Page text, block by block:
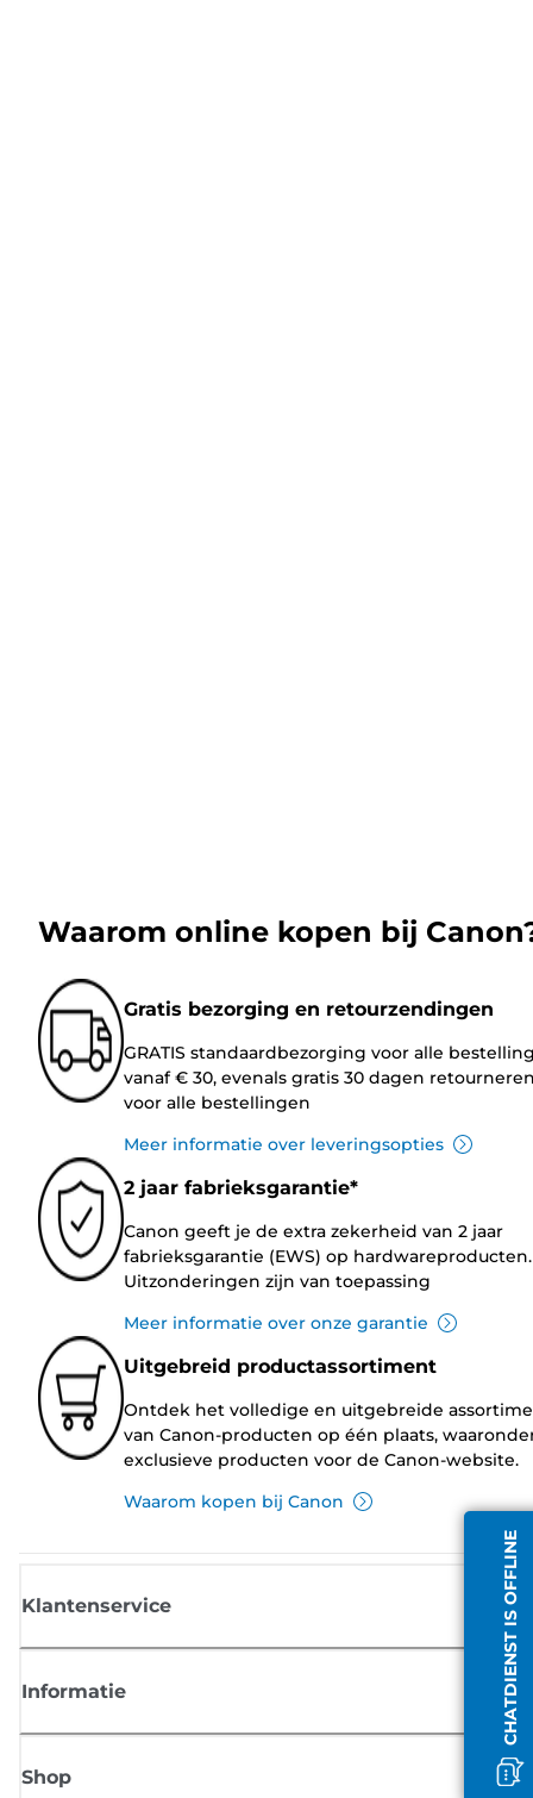
CHATDIENST IS OFFLINE
Waarom online kopen bij
Gratis bezorging en retourzendingen
GRATIS standaardbezorging voor alle
vanaf € 30, evenals gratis 30 dagen
voor alle bestellingen
Meer informatie over leveringsopties
2 jaar fabrieksgarantie*
Canon geeft je de extra zekerheid van 2 jaar
fabrieksgarantie (EWS) op hardwareproducten.
Uitzonderingen zijn van toepassing
Meer informatie over onze garantie
Uitgebreid productassortiment
Ontdek het volledige en uitgebreide
van Canon-producten op één plaats,
exclusieve producten voor de Canon-website.
Waarom kopen bij Canon
Klantenservice
Informatie
Shop